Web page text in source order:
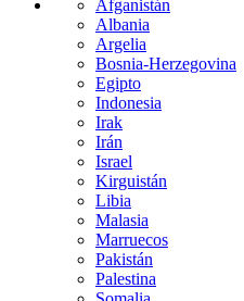
Afganistán
Albania
Argelia
Bosnia-Herzegovina
Egipto
Indonesia
Irak
Irán
Israel
Kirguistán
Libia
Malasia
Marruecos
Pakistán
Palestina